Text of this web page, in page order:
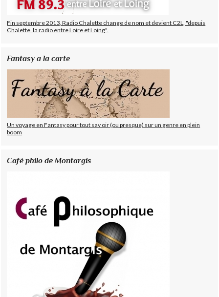
Fin septembre 2013, Radio Chalette change de nom et devient C2L, "depuis
Chalette, la radio entre Loire et Loing".
Fantasy a la carte
Un voyage en Fantasy pour tout sav oir (ou presque) sur un genre en plein
boom
Café philo de Montargis